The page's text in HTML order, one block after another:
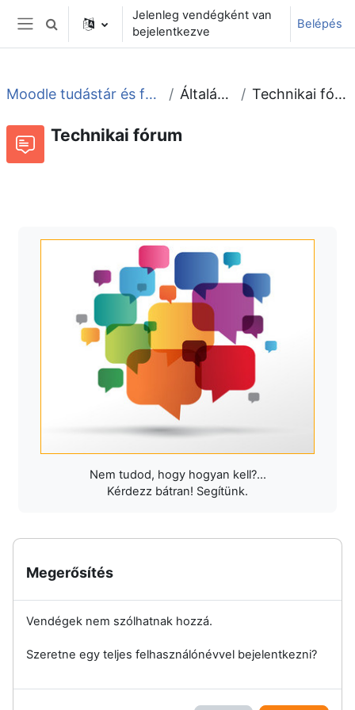
Tovább a fő tartalomhoz
Oldalpanel
Keresési bemeneti adatok váltása
Jelenleg vendégként van
bejelentkezve
Belépés
Moodle tudástár és fórum Általános Technikai fórum
Technikai fórum
Nem tudod, hogy hogyan kell?...
Kérdezz bátran! Segítünk.
Megerősítés
Vendégek nem szólhatnak hozzá.
Szeretne egy teljes felhasználónévvel bejelentkezni?